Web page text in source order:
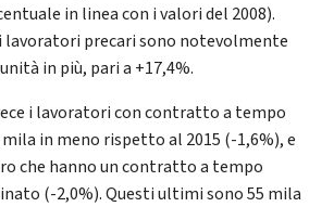
in linea con i valori del 2008).
lavoratori precari sono notevolmente
in più, pari a +17,4%.
i lavoratori con contratto a tempo
in meno rispetto al 2015 (-1,6%), e
che hanno un contratto a tempo
(-2,0%). Questi ultimi sono 55 mila